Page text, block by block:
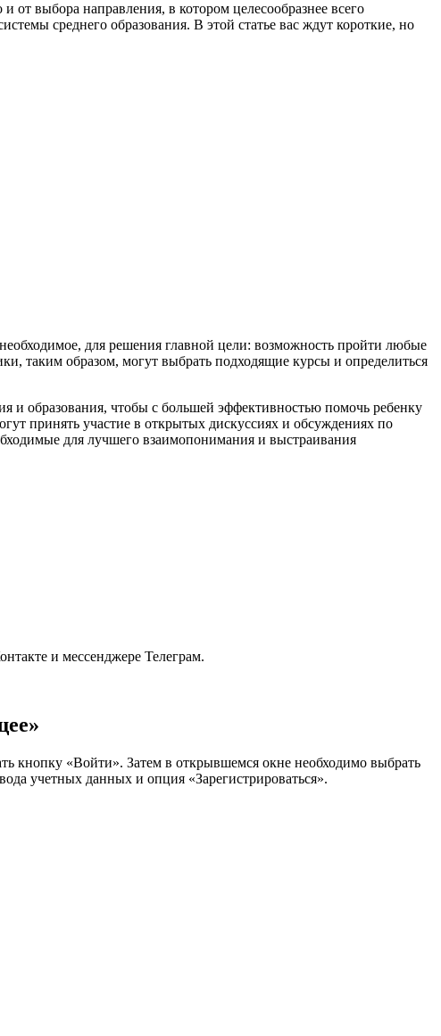
от выбора направления, в котором целесообразнее всего
среднего образования. В этой статье вас ждут короткие, но
для решения главной цели: возможность пройти любые
таким образом, могут выбрать подходящие курсы и определиться
и образования, чтобы с большей эффективностью помочь ребенку
принять участие в открытых дискуссиях и обсуждениях по
для лучшего взаимопонимания и выстраивания
и мессенджере Телеграм.
кнопку «Войти». Затем в открывшемся окне необходимо выбрать
учетных данных и опция «Зарегистрироваться».